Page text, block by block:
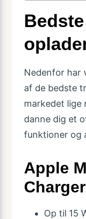
Nedenfor har
af de bedste
markedet lige
danne dig et
funktioner og
Apple
Op til 15